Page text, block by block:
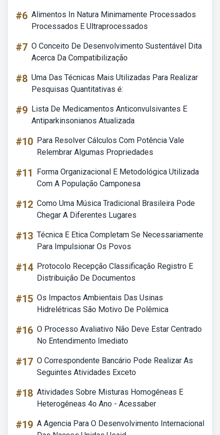
#6 Alimentos In Natura Minimamente Processados
Processados E Ultraprocessados
#7 O Conceito De Desenvolvimento Sustentável Dita
Acerca Da Compatibilização
#8 Uma Das Técnicas Mais Utilizadas Para Realizar
Pesquisas Quantitativas é:
#9 Lista De Medicamentos Anticonvulsivantes E
Antiparkinsonianos Atualizada
#10 Para Resolver Cálculos Com Potência Vale
Relembrar Algumas Propriedades
#11
Forma Organizacional E Metodológica Utilizada
Com A População Camponesa
#12 Como Uma Música Tradicional Brasileira Pode
Chegar A Diferentes Lugares
#13 Técnica E Etica Completam Se Necessariamente
Para Impulsionar Os Povos
#14 Protocolo Recepção Classificação Registro E
Distribuição De Documentos
#15 Os Impactos Ambientais Das Usinas
Hidrelétricas São Motivo De Polêmica
#16 O Processo Avaliativo Não Deve Estar Centrado
No Entendimento Imediato
#17 O Correspondente Bancário Pode Realizar As
Seguintes Atividades Exceto
#18 Atividades Sobre Misturas Homogêneas E
Heterogêneas 4o Ano - Acessaber
#19 A Agencia Para O Desenvolvimento Internacional